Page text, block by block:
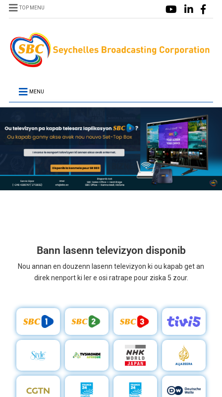
TOP MENU
MENU
Bann lasenn televizyon disponib
Nou annan en douzenn lasenn televizyon ki ou kapab get an
direk nenport ki ler e osi ratrape pour ziska 5 zour.